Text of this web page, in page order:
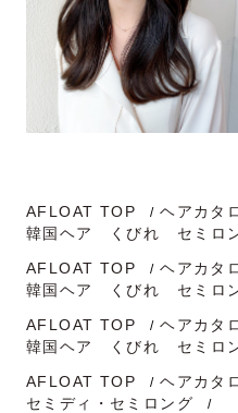
AFLOAT TOP ヘアカタ
韓国ヘア くびれ セミロ
AFLOAT TOP
ヘアカタ
韓国ヘア くびれ セミロ
AFLOAT TOP
ヘアカタ
韓国ヘア くびれ セミロ
AFLOAT TOP
ヘアカタ
セミディ・セミロング